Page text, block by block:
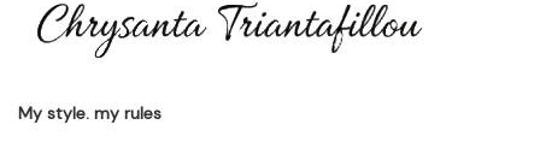
My style. my rules